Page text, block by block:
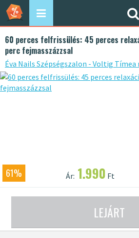
60 perces felfrissülés: 45 perces
perc fejmasszázzsal
Éva Nails Szépségszalon - Voltig Tímea
61% Ár: 1.990 Ft
LEJÁRT